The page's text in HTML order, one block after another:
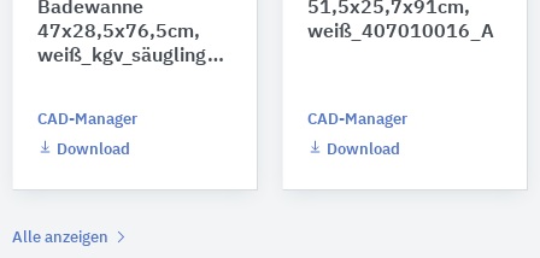
Badewanne
47x28,5x76,5cm,
weiß_kgv_säugling_406010
CAD-Manager
Download
51,5x25,7x91cm,
weiß_407010016_A
CAD-Manager
Download
Alle anzeigen